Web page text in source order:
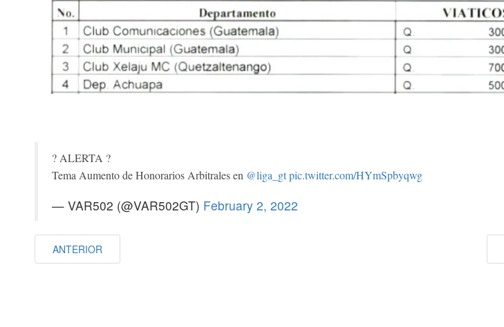
? ALERTA ?
Tema Aumento de Honorarios Arbitrales en @liga_gtpic.twitter.com/HYmSpbyqwg
— VAR502 (@VAR502GT) February 2, 2022
ANTERIOR